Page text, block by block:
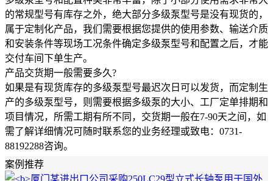
的常规型号有库存之外，绝大部分多级泵型号是没有现货的，
属于定制化产品，我们需要根据您提供的使用参数、输送介质
和安装条件等现场工况条件确定多级泵型号和配置之后，才能
交付车间下单生产。
产品交货期一般需要多久?
如果是有现货库存的多级泵型号最迟次日可以发货，而定制生
产的多级泵型号，则需要根据多级泵的大小、工厂定单排期和
项目情况，所需工期有所不同，交货期一般在7-90天之间，如
需了解详细情况可随时联系您的业务经理或致电：0731-
88192288咨询。
案例推荐